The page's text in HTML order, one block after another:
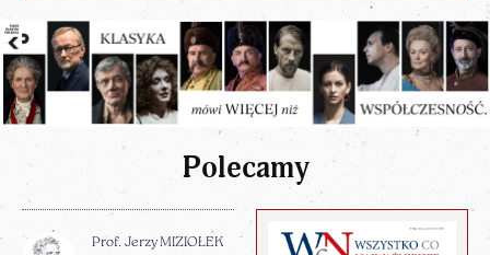
Polecamy
Prof. Jerzy MIZIOŁEK